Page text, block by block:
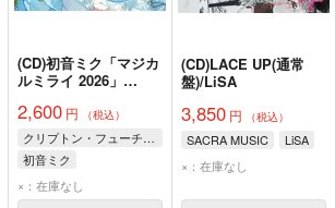
(CD)初音ミク「マジカ
ルミライ 2026」
定盤)
2,600 円 （税込）
クリプトン・フューチャー・メディア株式会社
初音ミク
×：在庫なし
(CD)LACE UP(通常
盤)/LiSA
3,850円 （税込）
SACRA MUSIC
LiSA
×：在庫なし